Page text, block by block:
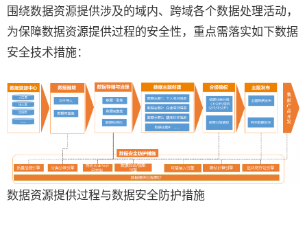
围绕数据资源提供涉及的域内、跨域各个数据处理活动，
为保障数据资源提供过程的安全性，重点需落实如下数据
安全技术措施：
数据资源提供过程与数据安全防护措施